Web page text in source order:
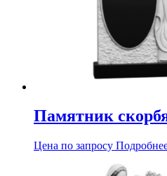
Памятник
Цена по запросу